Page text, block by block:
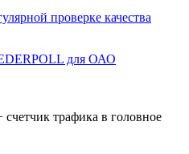
проверке качества
для ОАО
трафика в головное